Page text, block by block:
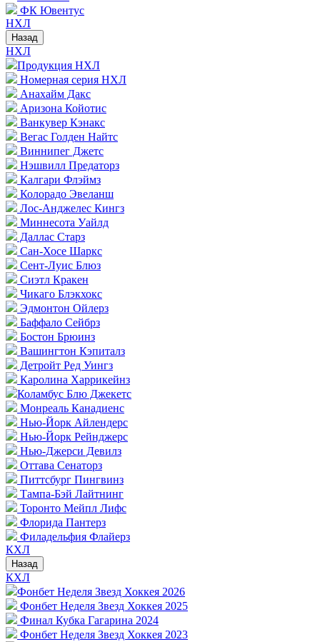
ФК Ювентус
НХЛ
Назад
НХЛ
Продукция НХЛ
Номерная серия НХЛ
Анахайм Дакс
Аризона Койотис
Ванкувер Кэнакс
Вегас Голден Найтс
Виннипег Джетс
Нэшвилл Предаторз
Калгари Флэймз
Колорадо Эвеланш
Лос-Анджелес Кингз
Миннесота Уайлд
Даллас Старз
Сан-Хосе Шаркс
Сент-Луис Блюз
Сиэтл Кракен
Чикаго Блэкхокс
Эдмонтон Ойлерз
Баффало Сейбрз
Бостон Брюинз
Вашингтон Кэпиталз
Детройт Ред Уингз
Каролина Харрикейнз
Коламбус Блю Джекетс
Монреаль Канадиенс
Нью-Йорк Айлендерс
Нью-Йорк Рейнджерс
Нью-Джерси Девилз
Оттава Сенаторз
Питтсбург Пингвинз
Тампа-Бэй Лайтнинг
Торонто Мейпл Лифс
Флорида Пантерз
Филадельфия Флайерз
КХЛ
Назад
КХЛ
Фонбет Неделя Звезд Хоккея 2026
Фонбет Неделя Звезд Хоккея 2025
Финал Кубка Гагарина 2024
Фонбет Неделя Звезд Хоккея 2023